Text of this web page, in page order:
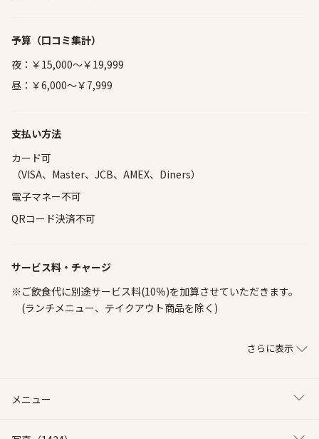
予算 （口コミ集計）
夜：￥15,000～￥19,999
昼：￥6,000～￥7,999
支払い方法
カード可
（VISA、Master、JCB、AMEX、Diners）
電子マネー不可
QRコード決済不可
サービス料・チャージ
※ご飲食代に別途サービス料(10％)を加算させていただきます。
(ランチメニュー、テイクアウト商品を除く)
さらに表示
メニュー